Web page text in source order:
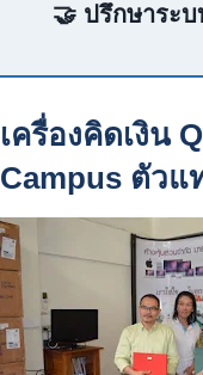
🤝 ปรึกษาระ
เครื่องคิดเงิน
Campus ตัว